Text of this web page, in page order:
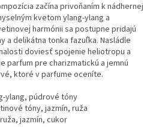
začína privoňaním k nádhernej
kvetom ylang-ylang a
harmónii sa postupne pridajú
a delikátna tonka fazuľka. Nasládle
doviesť spojenie heliotropu a
parfum pre charizmatickú a jemnú
ktoré v parfume oceníte.
ylang, púdrové tóny
tóny, jazmín, ruža
jazmín, cukor